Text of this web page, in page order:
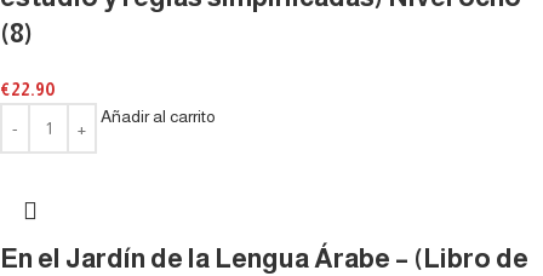
(8)
€22.90
Añadir al carrito
En el Jardín de la Lengua Árabe – (Libro de